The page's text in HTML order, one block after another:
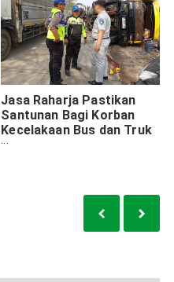
Jasa Raharja Pastikan
Santunan Bagi Korban
Kecelakaan Bus dan Truk
di Jalur Pantura Pati